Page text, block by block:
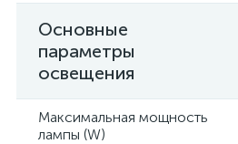
Основные
параметры
освещения
Максимальная мощность
лампы (W)